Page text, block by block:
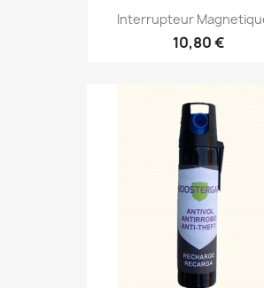
Interrupteur
10,80 €